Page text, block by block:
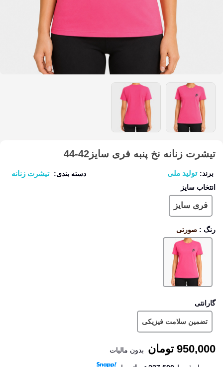
تیشرت زنانه نخ پنبه فری سایز42-44
برند: تولید ملی دسته بندی: تیشرت زنانه
انتخاب سایز
فری سایز
رنگ : صورتی
صورتی
گارانتی
تضمین سلامت فیزیکی
950,000 تومان بدون مالیات